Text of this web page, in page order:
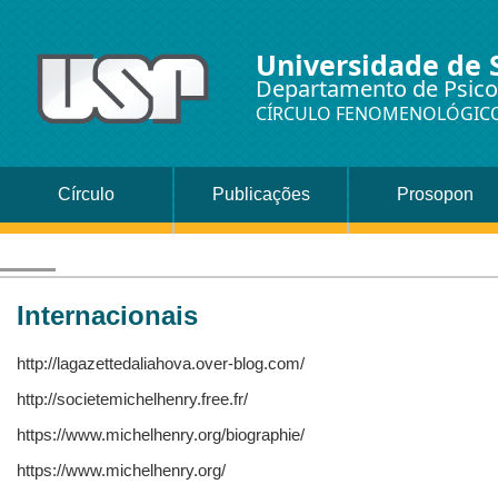
Universidade de
Departamento de
CÍRCULO
Círculo
vida e da clínica
Publicações Prosopon
Internacionais
http://lagazettedaliahova.over-blog.com/
http://societemichelhenry.free.fr/
https://www.michelhenry.org/biographie/
https://www.michelhenry.org/